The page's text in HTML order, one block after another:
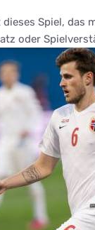
Spiel, das
oder